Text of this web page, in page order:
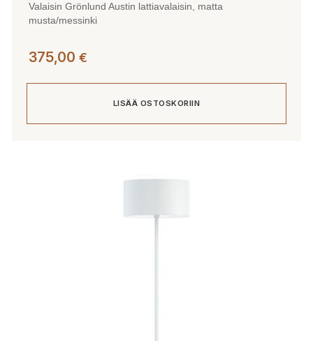
Valaisin Grönlund Austin lattiavalaisin, matta
musta/messinki
375,00 €
LISÄÄ OSTOSKORIIN